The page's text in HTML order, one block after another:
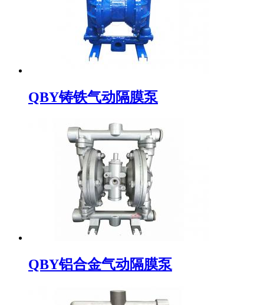
QBY铸铁气动隔膜泵
QBY铝合金气动隔膜泵